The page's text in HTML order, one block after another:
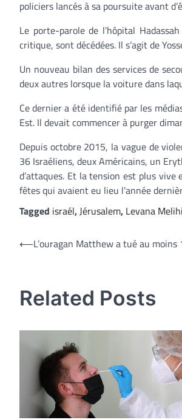
policiers lancés à sa poursuite avant
Le porte-parole de l’hôpital
critique, sont décédées. Il s’agit de
Un nouveau bilan des services de
deux autres lorsque la voiture dans
Ce dernier a été identifié par les
Est. Il devait commencer à purger
Depuis octobre 2015, la vague de
36 Israéliens, deux Américains, un
d’attaques. Et la tension est plus vive
fêtes qui avaient eu lieu l’année
Tagged israél, Jérusalem, Levana Melihi
Navigation
⟵L’ouragan Matthew a tué au
Related Posts